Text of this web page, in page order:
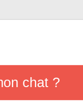
chat ?